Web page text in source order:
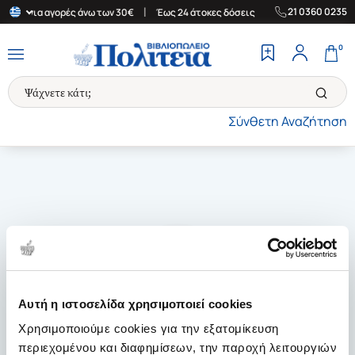
Αυτή η ιστοσελίδα χρησιμοποιεί cookies
Χρησιμοποιούμε cookies για την εξατομίκευση
περιεχομένου και διαφημίσεων, την παροχή λειτουργιών
για αγορές άνω των 30€ Έως 24 άτοκες δόσεις | Δωρεάν
21 0360 0235
Σύνθετη Αναζήτηση
0